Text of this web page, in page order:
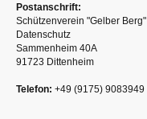
Postanschrift:
Schützenverein "Gelber
Datenschutz
Sammenheim 40A
91723 Dittenheim
Telefon: +49 (9175) 9083949